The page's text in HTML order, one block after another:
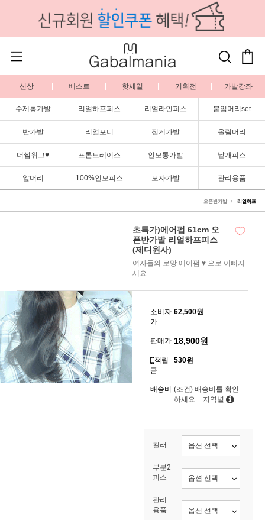
신상 베스트 핫세일 기획전 가발강좌
수제통가발 리얼하프피스 리얼라인피스 붙임머리set
반가발 리얼포니 집게가발 올림머리
더썸위그♥ 프론트레이스 인모통가발 낱개피스
앞머리 100%인모피스 모자가발 관리용품
오픈반가발 리얼하프
초특가)에어펌 61cm 오
픈반가발 리얼하프피스
(제디원사)
여자들의 로망 에어펌 ♥ 으로 이뻐지
세요
소비자
가
62,500원
판매가 18,900원
적립
금
530원
배송비 (조건) 배송비를 확인
하세요
지역별
컬러
부분2
피스
관리
용품